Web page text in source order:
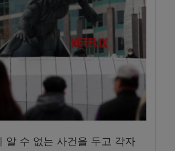
알 수 없는 사건을 두고 각자